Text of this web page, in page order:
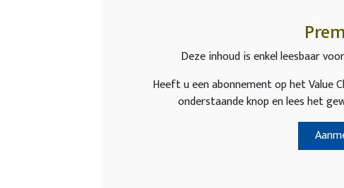
Deze inhoud is enkel leesbaar
Heeft u een abonnement op het Value
onderstaande knop en lees het